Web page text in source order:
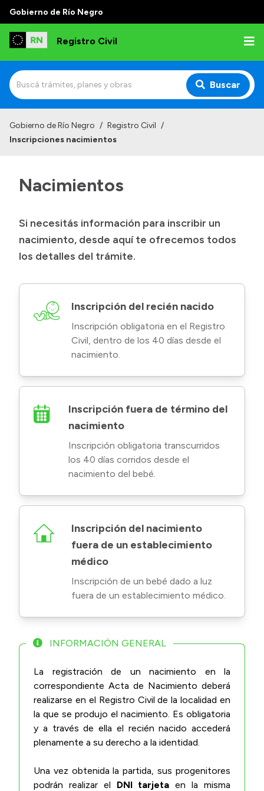
Gobierno de Río Negro
Registro Civil
Buscar
Autoridades
Estadísticas de hechos vitales
Transparencia
Presupuesto
Boletín Oficial
Compras y licitaciones
Consulta de pago a proveedores
Convocatorias
Intranet
Gobierno de Río Negro / Registro Civil /
Inscripciones nacimientos
Nacimientos
Si necesitás información para inscribir un
nacimiento, desde aquí te ofrecemos todos
los detalles del trámite.
Inscripción del recién nacido
Inscripción obligatoria en el Registro
Civil, dentro de los 40 días desde el
nacimiento.
Inscripción fuera de término del
nacimiento
Inscripción obligatoria transcurridos
los 40 días corridos desde el
nacimiento del bebé.
Inscripción del nacimiento
fuera de un establecimiento
médico
Inscripción de un bebé dado a luz
fuera de un establecimiento médico.
INFORMACIÓN GENERAL
La registración de un nacimiento en la
correspondiente Acta de Nacimiento deberá
realizarse en el Registro Civil de la localidad en
la que se produjo el nacimiento. Es obligatoria
y a través de ella el recién nacido accederá
plenamente a su derecho a la identidad.
Una vez obtenida la partida, sus progenitores
podrán realizar el DNI tarjeta en la misma